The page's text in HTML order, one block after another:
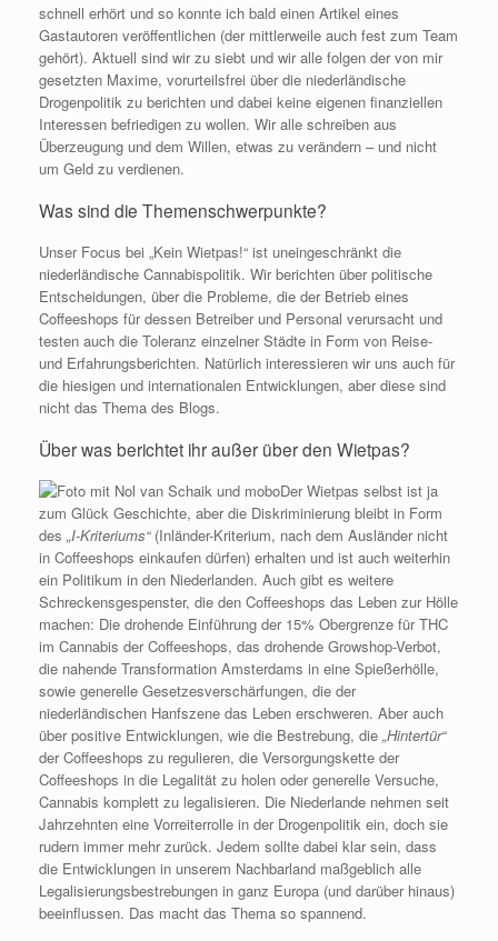
schnell erhört und so konnte ich bald einen Artikel eines
Gastautoren veröffentlichen (der mittlerweile auch fest zum Team
gehört). Aktuell sind wir zu siebt und wir alle folgen der von mir
gesetzten Maxime, vorurteilsfrei über die niederländische
Drogenpolitik zu berichten und dabei keine eigenen finanziellen
Interessen befriedigen zu wollen. Wir alle schreiben aus
Überzeugung und dem Willen, etwas zu verändern – und nicht
um Geld zu verdienen.
Was sind die Themenschwerpunkte?
Unser Focus bei „Kein Wietpas!“ ist uneingeschränkt die
niederländische Cannabispolitik. Wir berichten über politische
Entscheidungen, über die Probleme, die der Betrieb eines
Coffeeshops für dessen Betreiber und Personal verursacht und
testen auch die Toleranz einzelner Städte in Form von Reise-
und Erfahrungsberichten. Natürlich interessieren wir uns auch für
die hiesigen und internationalen Entwicklungen, aber diese sind
nicht das Thema des Blogs.
Über was berichtet ihr außer über den Wietpas?
Der Wietpas selbst ist ja
zum Glück Geschichte, aber die Diskriminierung bleibt in Form
des „I-Kriteriums“(Inländer-Kriterium, nach dem Ausländer nicht
in Coffeeshops einkaufen dürfen) erhalten und ist auch weiterhin
ein Politikum in den Niederlanden. Auch gibt es weitere
Schreckensgespenster, die den Coffeeshops das Leben zur Hölle
machen: Die drohende Einführung der 15% Obergrenze für THC
im Cannabis der Coffeeshops, das drohende Growshop-Verbot,
die nahende Transformation Amsterdams in eine Spießerhölle,
sowie generelle Gesetzesverschärfungen, die der
niederländischen Hanfszene das Leben erschweren. Aber auch
über positive Entwicklungen, wie die Bestrebung, die „Hintertür“
der Coffeeshops zu regulieren, die Versorgungskette der
Coffeeshops in die Legalität zu holen oder generelle Versuche,
Cannabis komplett zu legalisieren. Die Niederlande nehmen seit
Jahrzehnten eine Vorreiterrolle in der Drogenpolitik ein, doch sie
rudern immer mehr zurück. Jedem sollte dabei klar sein, dass
die Entwicklungen in unserem Nachbarland maßgeblich alle
Legalisierungsbestrebungen in ganz Europa (und darüber hinaus)
beeinflussen. Das macht das Thema so spannend.